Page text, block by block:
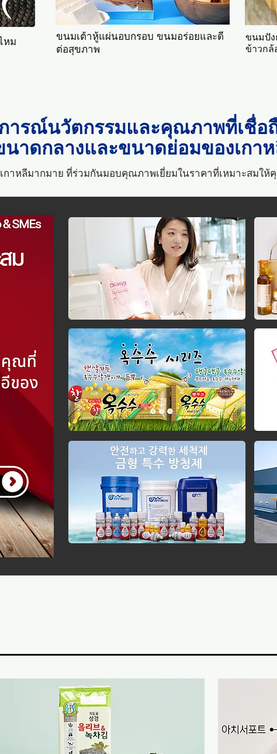
หม
ขนมเต้าหู้แผ่นอบกรอบ ขนมอร่อยและดี
ต่อสุขภาพ
ขนมปัง
ข้าวกล้
ารณ์นวัตกรรมและคุณภาพที่เชื่อ
นาดกลางและขนาดย่อมของเกา
เกาหลีมากมาย ที่ร่วมกันมอบคุณภาพเยี่ยมในราคาที่เหมาะสมให้